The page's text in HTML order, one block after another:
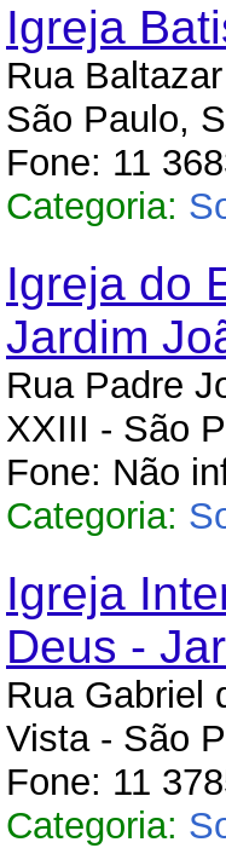
Igreja
Rua
São Paulo,
Fone: 11
Categoria:
Igreja do
Jardim
Rua Padre
XXIII - São
Fone: Não
Categoria:
Igreja
Deus -
Rua Gabriel
Vista - São
Fone: 11
Categoria: